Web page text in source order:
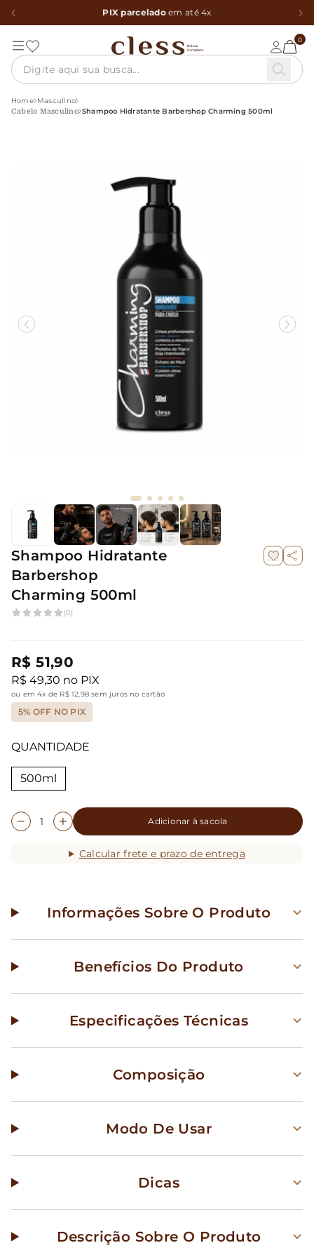
PIX parceladoem até 4x
0
Home Masculino
Cabelo Masculino Shampoo Hidratante Barbershop Charming 500ml
Shampoo Hidratante
Barbershop
Charming 500ml
(0)
R$ 51,90
R$ 49,30 no PIX
ou em 4x de R$ 12,98 sem juros no cartão
5% OFF NO PIX
QUANTIDADE
500ml
Adicionar à sacola
Calcular frete e prazo de entrega
Informações Sobre O Produto
Benefícios Do Produto
Especificações Técnicas
Composição
Modo De Usar
Dicas
Descrição Sobre O Produto